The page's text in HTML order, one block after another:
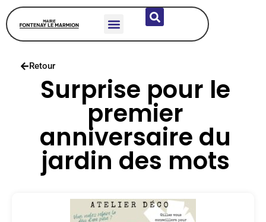
Retour
Surprise pour le
premier
anniversaire du
jardin des mots